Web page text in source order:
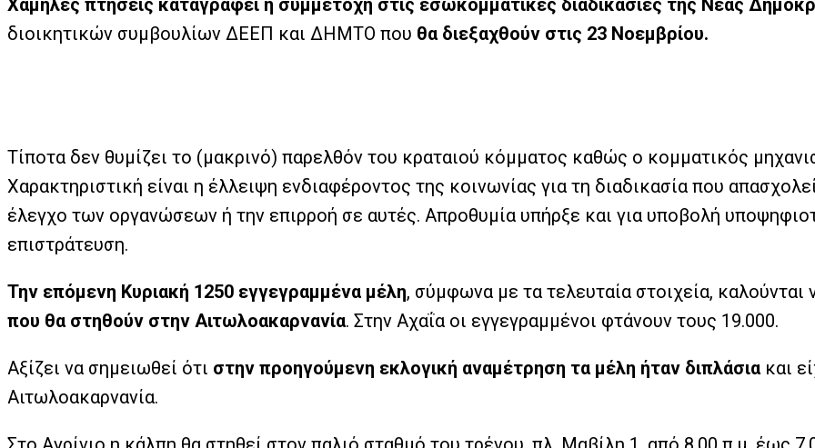
Χαμηλές πτήσεις καταγράφει η συμμετοχή στις εσωκομματικές διαδικασίες της Νέας
διοικητικών συμβουλίων ΔΕΕΠ και ΔΗΜΤΟ που θα διεξαχθούν στις 23 Νοεμβρίου.
Τίποτα δεν θυμίζει το (μακρινό) παρελθόν του κραταιού κόμματος καθώς ο κομματικός
Χαρακτηριστική είναι η έλλειψη ενδιαφέροντος της κοινωνίας για τη διαδικασία που
έλεγχο των οργανώσεων ή την επιρροή σε αυτές. Απροθυμία υπήρξε και για υποβολή
επιστράτευση.
Την επόμενη Κυριακή 1250 εγγεγραμμένα μέλη, σύμφωνα με τα τελευταία στοιχεία,
που θα στηθούν στην Αιτωλοακαρνανία. Στην Αχαΐα οι εγγεγραμμένοι φτάνουν τους 19.000.
Αξίζει να σημειωθεί ότι στην προηγούμενη εκλογική αναμέτρηση τα μέλη ήταν διπλάσια και
Αιτωλοακαρνανία.